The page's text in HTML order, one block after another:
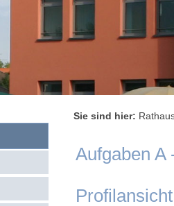
Sie sind hier:
Aufgaben A